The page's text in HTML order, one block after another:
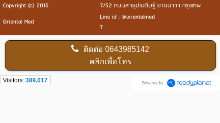
Copyright (c) 2016
7/52 ถนนสาธุประดิษฐ์ ยานนาวา กรุงเทพ
Oriental Med
Line id : @orientalmed
T
ติดต่อ0643985142
คลิกเพื่อโทร
Visitors: 389,017